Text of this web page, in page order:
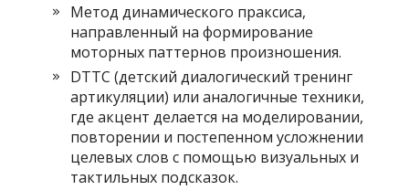
Метод динамического праксиса,
направленный на формирование
моторных паттернов произношения.
DTTC (детский диалогический тренинг
артикуляции) или аналогичные техники,
где акцент делается на моделировании,
повторении и постепенном усложнении
целевых слов с помощью визуальных и
тактильных подсказок.